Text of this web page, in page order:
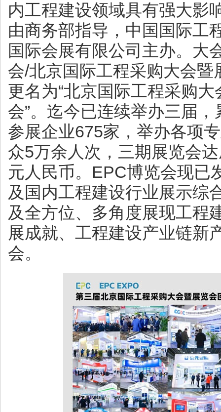
内工程建设领域具有强大影
由商务部指导，中国国际工
国际会展有限公司主办。大
会/北京国际工程采购大会暨
更名为“北京国际工程采购
会”。迄今已连续举办三届
参展企业675家，举办各项
众5万余人次，三期展览会
元人民币。EPC博览会现已
及国内工程建设行业展示综
及全方位、多角度展现工程
展成就、工程建设产业链新
会。
2023